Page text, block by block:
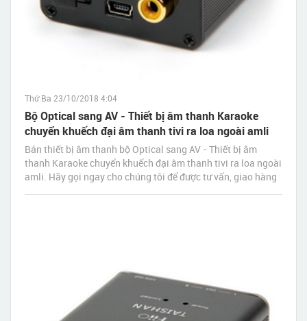
Thứ Ba 23/10/2018 4:04
Bộ Optical sang AV - Thiết bị âm thanh Karaoke
chuyển khuếch đại âm thanh tivi ra loa ngoài amli
Bán thiết bị âm thanh bộ Optical sang AV - Thiết bị âm
thanh Karaoke chuyển khuếch đại âm thanh tivi ra loa ngoài
amli. Hãy gọi ngay cho chúng tôi để được tư vấn, giao hàng